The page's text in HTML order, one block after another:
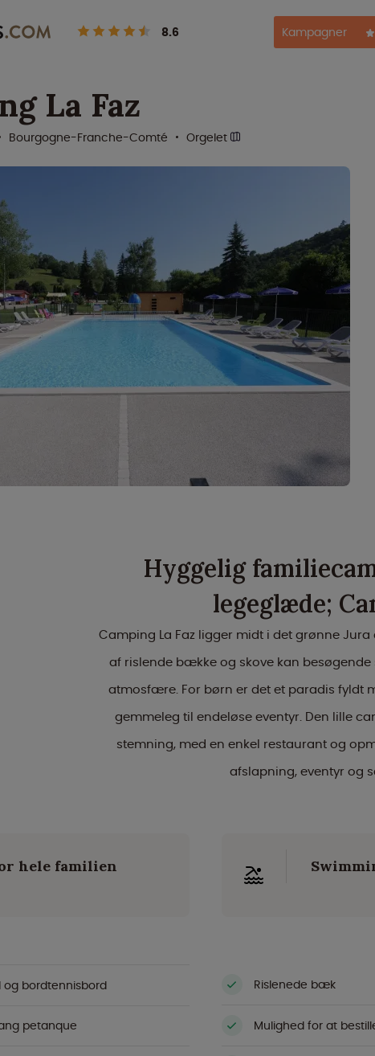
8.6 Kampagner
La Faz
Bourgogne-Franche-Comté Orgelet
Hyggelig
legeglæde;
Camping La Faz ligger midt i det grønne
af rislende bække og skove kan
atmosfære. For børn er det et paradis fyldt
gemmeleg til endeløse eventyr. Den lille
stemning, med en enkel restaurant og
afslapning, eventyr og
hele familien
og bordtennisbord Rislenede bæk
petanque Mulighed for at